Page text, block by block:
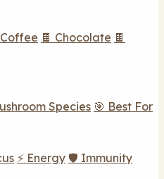
Coffee 🍫 Chocolate 🍫
Species 🎯 Best For
⚡ Energy 🛡️ Immunity